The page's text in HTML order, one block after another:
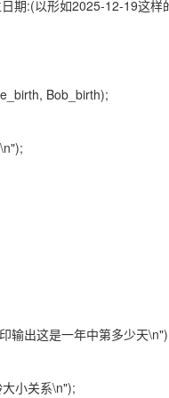
期:(以形如2025-12-19这样
Bob_birth);
输出这是一年中第多少天
小关系\n");